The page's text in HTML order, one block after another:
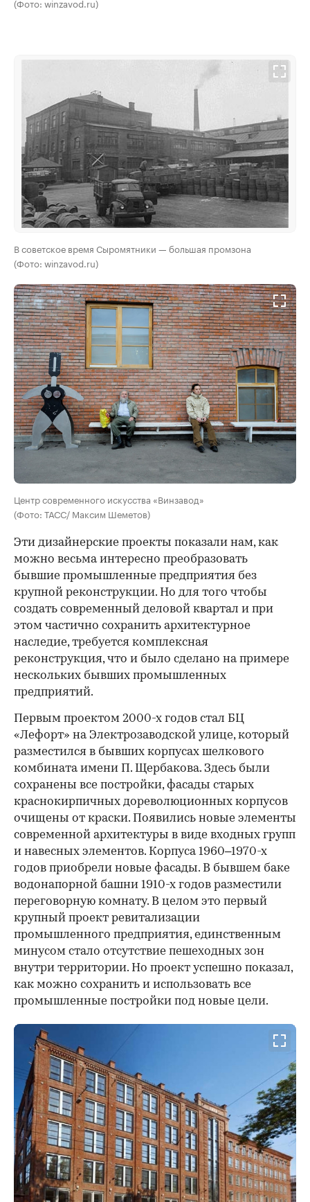
(Фото: winzavod.ru)
В советское время Сыромятники — большая промзона
(Фото: winzavod.ru)
Центр современного искусства «Винзавод»
(Фото: ТАСС/ Максим Шеметов)
Эти дизайнерские проекты показали нам, как
можно весьма интересно преобразовать
бывшие промышленные предприятия без
крупной реконструкции. Но для того чтобы
создать современный деловой квартал и при
этом частично сохранить архитектурное
наследие, требуется комплексная
реконструкция, что и было сделано на примере
нескольких бывших промышленных
предприятий.
Первым проектом 2000-х годов стал БЦ
«Лефорт» на Электрозаводской улице, который
разместился в бывших корпусах шелкового
комбината имени П. Щербакова. Здесь были
сохранены все постройки, фасады старых
краснокирпичных дореволюционных корпусов
очищены от краски. Появились новые элементы
современной архитектуры в виде входных групп
и навесных элементов. Корпуса 1960–1970-х
годов приобрели новые фасады. В бывшем баке
водонапорной башни 1910-х годов разместили
переговорную комнату. В целом это первый
крупный проект ревитализации
промышленного предприятия, единственным
минусом стало отсутствие пешеходных зон
внутри территории. Но проект успешно показал,
как можно сохранить и использовать все
промышленные постройки под новые цели.